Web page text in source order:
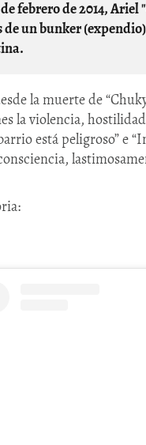
un bunker
la muerte de
la violencia,
está peligroso” e